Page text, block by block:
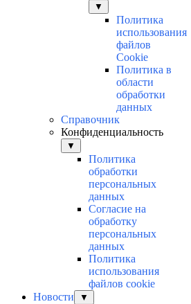
▼
Политика
использования
файлов
Cookie
Политика в
области
обработки
данных
Справочник
Конфиденциальность
▼
Политика
обработки
персональных
данных
Согласие на
обработку
персональных
данных
Политика
использования
файлов cookie
Новости
▼